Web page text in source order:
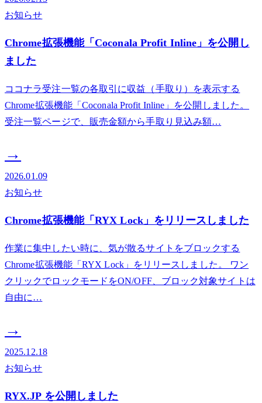
お知らせ
Chrome拡張機能「Coconala Profit Inline」を公開し
ました
ココナラ受注一覧の各取引に収益（手取り）を表示する
Chrome拡張機能「Coconala Profit Inline」を公開しました。
受注一覧ページで、販売金額から手取り見込み額…
→
2026.01.09
お知らせ
Chrome拡張機能「RYX Lock」をリリースしました
作業に集中したい時に、気が散るサイトをブロックする
Chrome拡張機能「RYX Lock」をリリースしました。 ワン
クリックでロックモードをON/OFF、ブロック対象サイトは
自由に…
→
2025.12.18
お知らせ
RYX.JP を公開しました